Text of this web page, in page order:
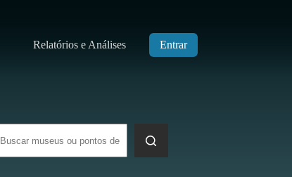
Relatórios e Análises Entrar
resultados